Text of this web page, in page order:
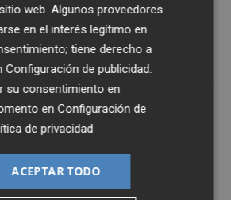
Villaconejos”, donde
la derrota del Mirandés y
ascenso del Oviedo,
poco ha podido celebrar.
es #cultura. Por eso,
va a cargo de
hablado esta temporada,
Pampols, claro: Carlos
web. Algunos proveedores
en el interés legítimo en
tiene derecho a
Configuración de publicidad
su consentimiento en
enConfiguración de
de privacidad
ACEPTAR TODO